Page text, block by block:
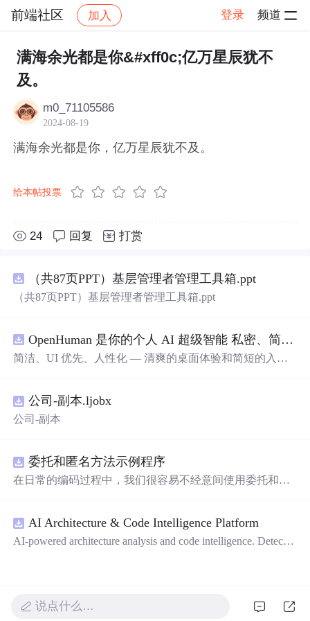
前端社区 加入 登录 频道
社区 前端社区 感慨 帖子详情
满海余光都是你&#xff0c;亿万星辰犹不
及。
m0_71105586
2024-08-19
满海余光都是你，亿万星辰犹不及。
给本帖投票
24 回复 打赏
（共87页PPT）基层管理者管理工具箱.ppt
（共87页PPT）基层管理者管理工具箱.ppt
OpenHuman 是你的个人 AI 超级智能 私密、简洁、极其强大
简洁、UI 优先、人性化 — 清爽的桌面体验和简短的入门
吉祥物，会说话、能感知周围环境、可作为真实参与者加
入你的 Google Meet 会议、跨周记住你，即使你停止输入
公司-副本.ljobx
公司-副本
委托和匿名方法示例程序
在日常的编码过程中，我们很容易不经意间使用委托和匿
的完整项目示例。
AI Architecture & Code Intelligence Platform
AI-powered architecture analysis and code intelligence. Detects
说点什么…